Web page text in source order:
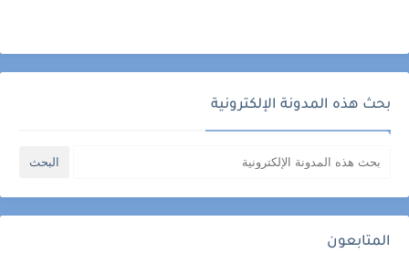
بحث هذه المدونة الإلكترونية
المتابعون